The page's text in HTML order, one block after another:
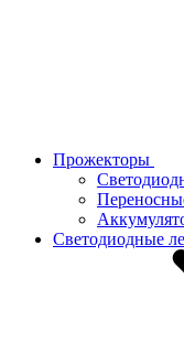
Прожекторы
Светодиодные